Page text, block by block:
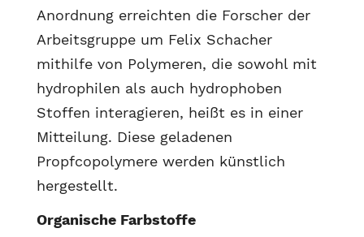
Anordnung erreichten die Forscher der
Arbeitsgruppe um Felix Schacher
mithilfe von Polymeren, die sowohl mit
hydrophilen als auch hydrophoben
Stoffen interagieren, heißt es in einer
Mitteilung. Diese geladenen
Propfcopolymere werden künstlich
hergestellt.
Organische Farbstoffe